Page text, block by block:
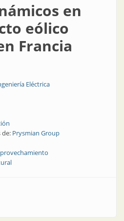
en
eólico
Francia
Eléctrica
de: Prysmian Group
dinámicos en un proyecto eólico